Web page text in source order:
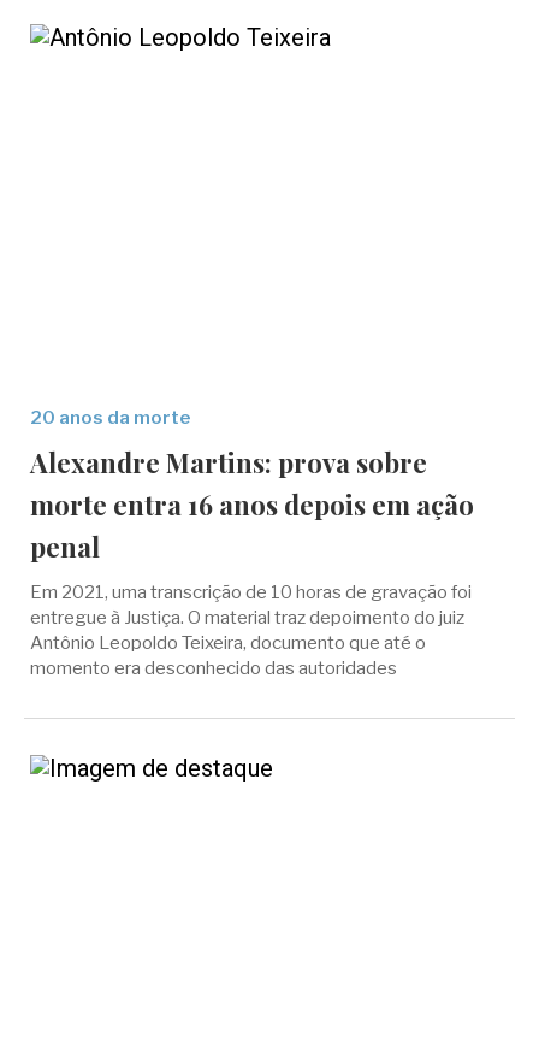
20 anos da morte
Alexandre Martins: prova sobre
morte entra 16 anos depois em ação
penal
Em 2021, uma transcrição de 10 horas de gravação foi
entregue à Justiça. O material traz depoimento do juiz
Antônio Leopoldo Teixeira, documento que até o
momento era desconhecido das autoridades